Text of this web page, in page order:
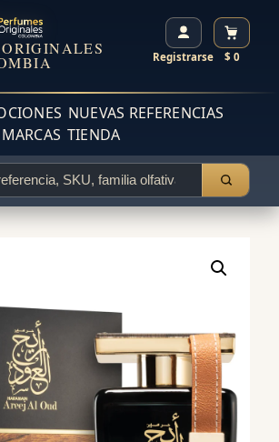
Registrarse $ 0
NUEVAS REFERENCIAS
MARCAS TIENDA